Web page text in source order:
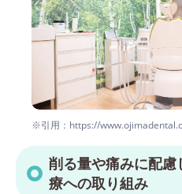
※引用：https://
削る量や痛みに配
療への取り組み